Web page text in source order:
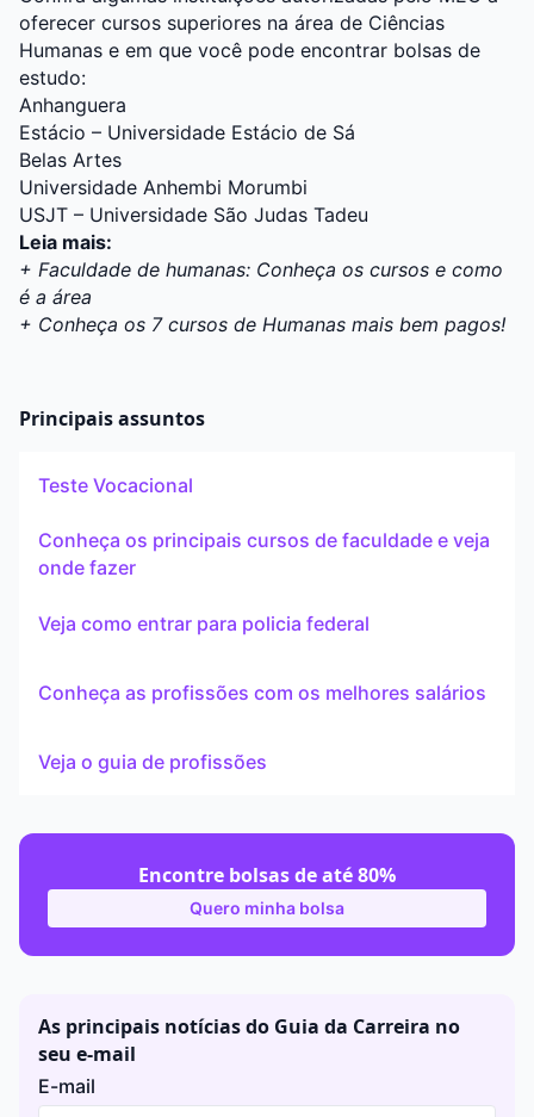
oferecer cursos superiores na área de Ciências
Humanas e em que você pode encontrar bolsas de
estudo:
Anhanguera
Estácio – Universidade Estácio de Sá
Belas Artes
Universidade Anhembi Morumbi
USJT – Universidade São Judas Tadeu
Leia mais:
+ Faculdade de humanas: Conheça os cursos e como
é a área
+ Conheça os 7 cursos de Humanas mais bem pagos!
Principais assuntos
Teste Vocacional
Conheça os principais cursos de faculdade e veja
onde fazer
Veja como entrar para policia federal
Conheça as profissões com os melhores salários
Veja o guia de profissões
Encontre bolsas de até 80%
Quero minha bolsa
As principais notícias do Guia da Carreira no
seu e-mail
E-mail